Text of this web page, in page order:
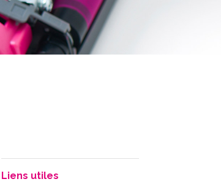
Liens utiles